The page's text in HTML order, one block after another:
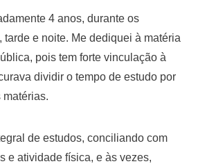
4 anos, durante os
tarde e noite. Me dediquei à matéria
pois tem forte vinculação à
dividir o tempo de estudo por
matérias.
de estudos, conciliando com
e atividade física, e às vezes,